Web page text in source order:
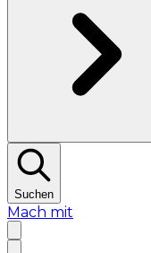
Suchen
Mach mit